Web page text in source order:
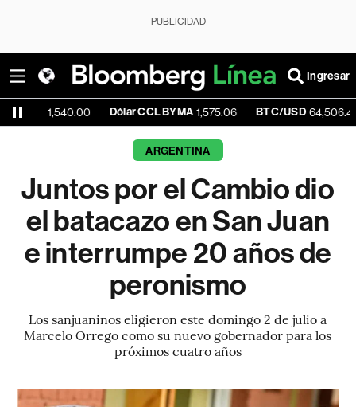
PUBLICIDAD
Ingresar
Dólar CCL BYMA 1,575.06 BTC/USD 64,506.45 -
ARGENTINA
Juntos por el Cambio dio
el batacazo en San Juan
e interrumpe 20 años de
peronismo
Los sanjuaninos eligieron este domingo 2 de julio a
Marcelo Orrego como su nuevo gobernador para los
próximos cuatro años